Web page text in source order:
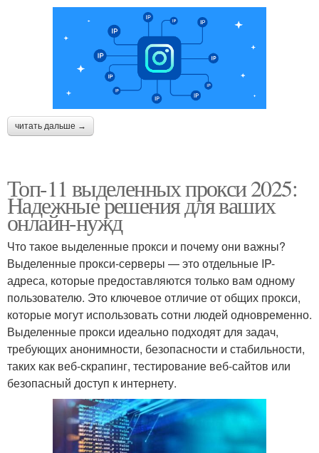
читать дальше →
Топ-11 выделенных прокси 2025:
Надежные решения для ваших
онлайн-нужд
Что такое выделенные прокси и почему они важны?
Выделенные прокси-серверы — это отдельные IP-
адреса, которые предоставляются только вам одному
пользователю. Это ключевое отличие от общих прокси,
которые могут использовать сотни людей одновременно.
Выделенные прокси идеально подходят для задач,
требующих анонимности, безопасности и стабильности,
таких как веб-скрапинг, тестирование веб-сайтов или
безопасный доступ к интернету.